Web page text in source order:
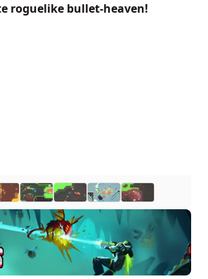
roguelike bullet-heaven!